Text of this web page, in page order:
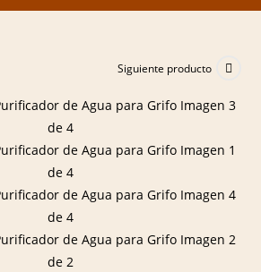
Siguiente producto